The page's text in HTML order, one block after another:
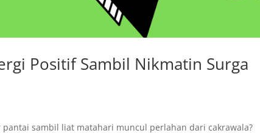
Positif Sambil Nikmatin Surga
sambil liat matahari muncul perlahan dari cakrawala?